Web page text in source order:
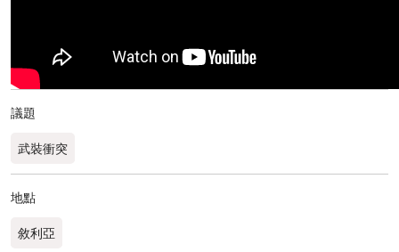
議題
武裝衝突
地點
敘利亞